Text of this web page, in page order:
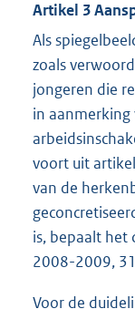
Artikel 3
Als
zoals
jongeren die
in
voort uit
van de
is, bepaalt het
2008-2009,
Voor de